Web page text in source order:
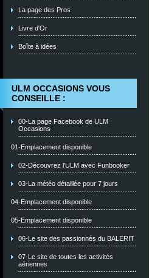
La page des Pros
Livre d'Or
Boîte à idées
ULM OCCASIONS VOUS
CONSEILLE :
00-La page Facebook de ULM
Occasions
01-Emplacement disponible
02-Découvrez l'ULM avec Funbooker
03-La météo détaillée pour 7 jours
04-Emplacement disponible
05-Emplacement disponible
06-Le site des passionnés du BALERIT
07-Le site de toutes les activités
aériennes